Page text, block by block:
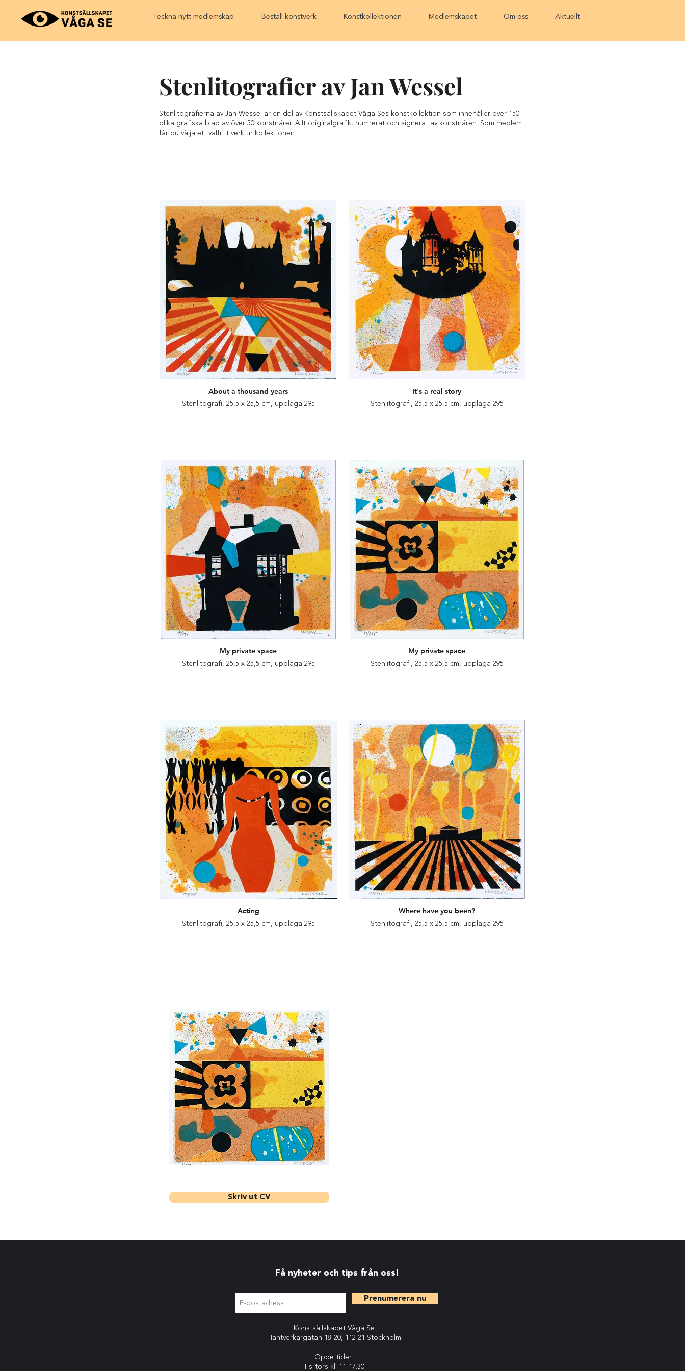
Teckna nytt medlemskap Beställ konstverk Konstkollektionen Medlemskapet Om oss Aktuellt
Stenlitografier av Jan Wessel
Stenlitografierna av Jan Wessel är en del av Konstsällskapet Våga Ses konstkollektion som innehåller över 150
olika grafiska blad av över 50 konstnärer. Allt originalgrafik, numrerat och signerat av konstnären. Som medlem
får du välja ett valfritt verk ur kollektionen.
About a thousand years
Stenlitografi, 25,5 x 25,5 cm, upplaga 295
It's a real story
Stenlitografi, 25,5 x 25,5 cm, upplaga 295
My private space
Stenlitografi, 25,5 x 25,5 cm, upplaga 295
My private space
Stenlitografi, 25,5 x 25,5 cm, upplaga 295
Acting
Stenlitografi, 25,5 x 25,5 cm, upplaga 295
Where have you been?
Stenlitografi, 25,5 x 25,5 cm, upplaga 295
Skriv ut CV
Få nyheter och tips från oss!
Prenumerera nu
Konstsällskapet Våga Se
Hantverkargatan 18-20, 112 21 Stockholm
Öppettider:
Tis-tors kl. 11-17.30